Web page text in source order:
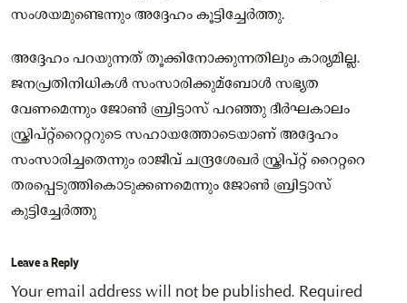
സംശയമുണ്ടെന്നും അദ്ദേഹം കൂട്ടിച്ചേർത്തു.
അദ്ദേഹം പറയുന്നത് തൂക്കിനോക്കുന്നതിലും കാര്യമില്ല.
ജനപ്രതിനിധികൾ സംസാരിക്കുമ്ബോൾ സഭ്യത
വേണമെന്നും ജോൺ ബ്രിട്ടാസ് പറഞ്ഞു ദീർഘകാലം
സ്ക്രിപ്റ്റ്റൈറ്ററുടെ സഹായത്തോടെയാണ് അദ്ദേഹം
സംസാരിച്ചതെന്നും രാജീവ് ചന്ദ്രശേഖർ സ്ക്രിപ്റ്റ് റൈറ്ററെ
തരപ്പെടുത്തികൊടുക്കണമെന്നും ജോൺ ബ്രിട്ടാസ്
കുട്ടിച്ചേർത്തു
Leave a Reply
Your email address will not be published. Required